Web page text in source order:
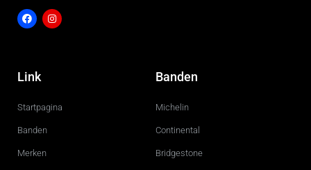
c
e
o
g
r
Link
Startpagina
Banden
Merken
Banden
Michelin
Continental
Bridgestone